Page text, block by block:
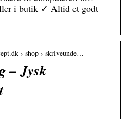
i butik ✓ Altid et godt
› shop › skriveunde…
– Jysk